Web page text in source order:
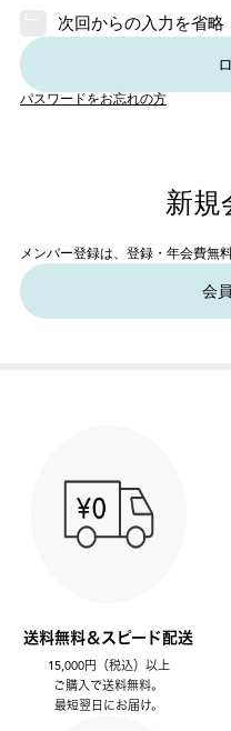
次回からの入力を省略
パスワードをお忘れの方
新規
メンバー登録は、登録・年会費無
会
送料無料＆スピード配送
15,000円（税込）以上
ご購入で送料無料。
最短翌日にお届け。